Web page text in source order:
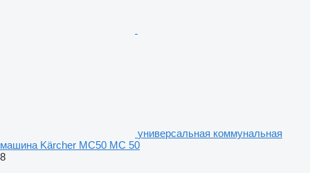
универсальная коммунальная
машина Kärcher MC50 MC 50
8